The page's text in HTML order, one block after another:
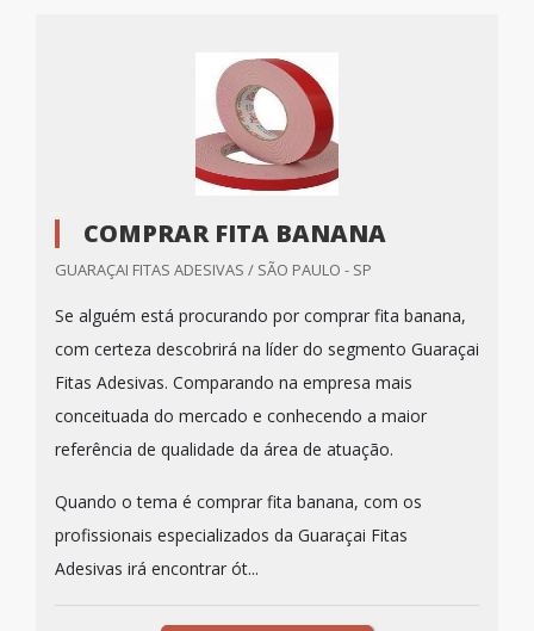
COMPRAR FITA BANANA
GUARAÇAI FITAS ADESIVAS / SÃO PAULO - SP
Se alguém está procurando por comprar fita banana,
com certeza descobrirá na líder do segmento Guaraçai
Fitas Adesivas. Comparando na empresa mais
conceituada do mercado e conhecendo a maior
referência de qualidade da área de atuação.
Quando o tema é comprar fita banana, com os
profissionais especializados da Guaraçai Fitas
Adesivas irá encontrar ót...